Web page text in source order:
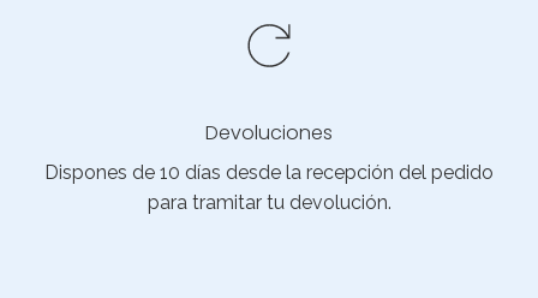
Devoluciones
Dispones de 10 días desde la recepción del pedido
para tramitar tu devolución.